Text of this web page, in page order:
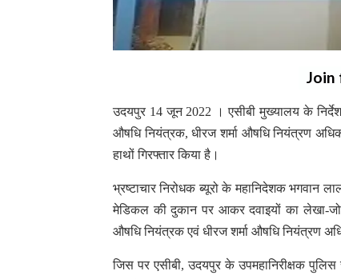
Join
उदयपुर 14 जून 2022 । एसीबी मुख्यालय के
औषधि नियंत्रक, धीरज शर्मा औषधि नियंत्रण
हाथों गिरफ्तार किया है।
भ्रष्टाचार निरोधक ब्यूरो के महानिदेशक भगवान
मेडिकल की दुकान पर आकर दवाइयों का लेखा-
औषधि नियंत्रक एवं धीरज शर्मा औषधि नियंत्रण
जिस पर एसीबी, उदयपुर के उपमहानिरीक्षक